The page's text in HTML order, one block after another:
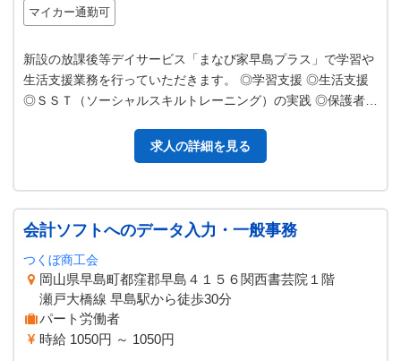
マイカー通勤可
新設の放課後等デイサービス「まなび家早島プラス」で学習や
生活支援業務を行っていただきます。 ◎学習支援 ◎生活支援
◎ＳＳＴ（ソーシャルスキルトレーニング）の実践 ◎保護者対
求人の詳細を見る
会計ソフトへのデータ入力・一般事務
つくぼ商工会
岡山県早島町都窪郡早島４１５６関西書芸院１階
瀬戸大橋線 早島駅から徒歩30分
パート労働者
時給 1050円 ～ 1050円